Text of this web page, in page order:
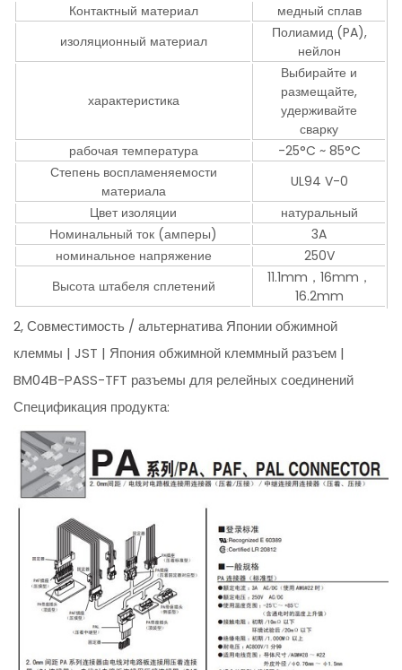
Контактный материал
медный сплав
изоляционный материал
Полиамид (PA),
нейлон
характеристика
Выбирайте и
размещайте,
удерживайте
сварку
рабочая температура
-25°C ~ 85°C
Степень воспламеняемости
материала
UL94 V-0
Цвет изоляции
натуральный
Номинальный ток (амперы)
3A
номинальное напряжение
250V
Высота штабеля сплетений
11.1mm，16mm，
16.2mm
2, Совместимость / альтернатива Японии обжимной
клеммы | JST | Япония обжимной клеммный разъем |
BM04B-PASS-TFT разъемы для релейных соединений
Спецификация продукта: